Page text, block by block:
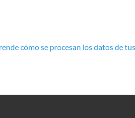
cómo se procesan los datos de